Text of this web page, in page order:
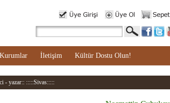
Kurumlar İletişim Kültür Dostu Olun!
- yazar:: :::::Sivas:::::